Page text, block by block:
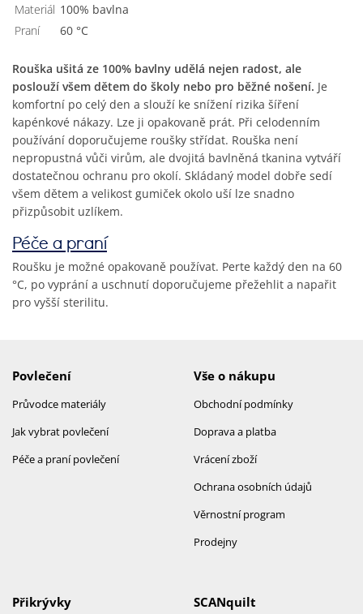
Materiál
100% bavlna
Praní
60 °C
Rouška ušitá ze 100% bavlny udělá nejen radost, ale
poslouží všem dětem do školy nebo pro běžné nošení. Je
komfortní po celý den a slouží ke snížení rizika šíření
kapénkové nákazy. Lze ji opakovaně prát. Při celodenním
používání doporučujeme roušky střídat. Rouška není
nepropustná vůči virům, ale dvojitá bavlněná tkanina vytváří
dostatečnou ochranu pro okolí. Skládaný model dobře sedí
všem dětem a velikost gumiček okolo uší lze snadno
přizpůsobit uzlíkem.
Péče a praní
Roušku je možné opakovaně používat. Perte každý den na 60
°C, po vyprání a uschnutí doporučujeme přežehlit a napařit
pro vyšší sterilitu.
Povlečení
Průvodce materiály
Jak vybrat povlečení
Péče a praní povlečení
Vše o nákupu
Obchodní podmínky
Doprava a platba
Vrácení zboží
Ochrana osobních údajů
Věrnostní program
Prodejny
SCANquilt
Přikrývky